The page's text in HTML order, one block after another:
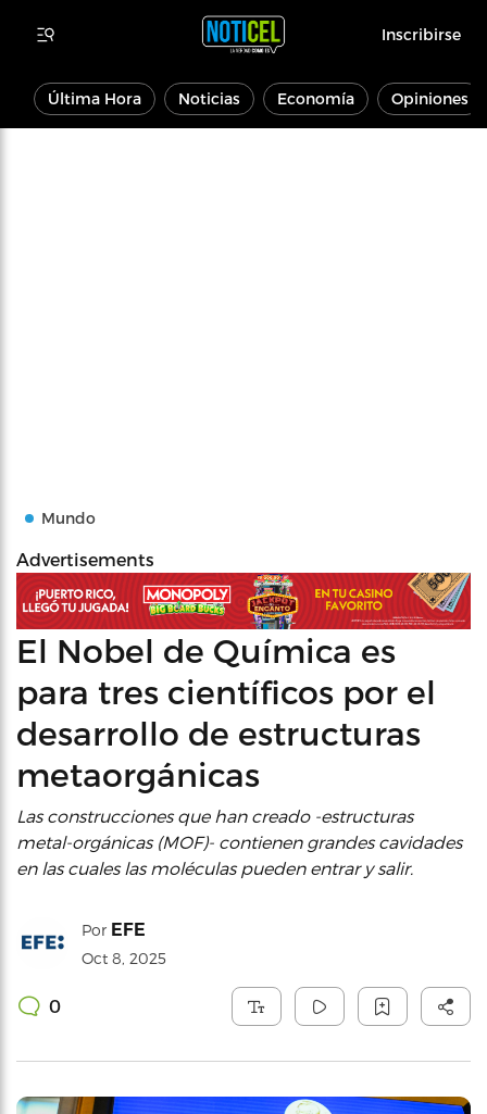
Inscribirse
Última Hora Noticias Economía Opiniones
Mundo
Advertisements
El Nobel de Química es
para tres científicos por el
desarrollo de estructuras
metaorgánicas
Las construcciones que han creado -estructuras
metal-orgánicas (MOF)- contienen grandes cavidades
en las cuales las moléculas pueden entrar y salir.
Por EFE
Oct 8, 2025
0